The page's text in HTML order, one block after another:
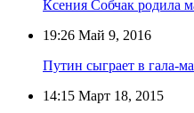
Ксения Собчак родила
19:26 Май 9, 2016
Путин сыграет в гала-
14:15 Март 18, 2015